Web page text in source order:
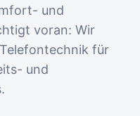
und
voran: Wir
für
und